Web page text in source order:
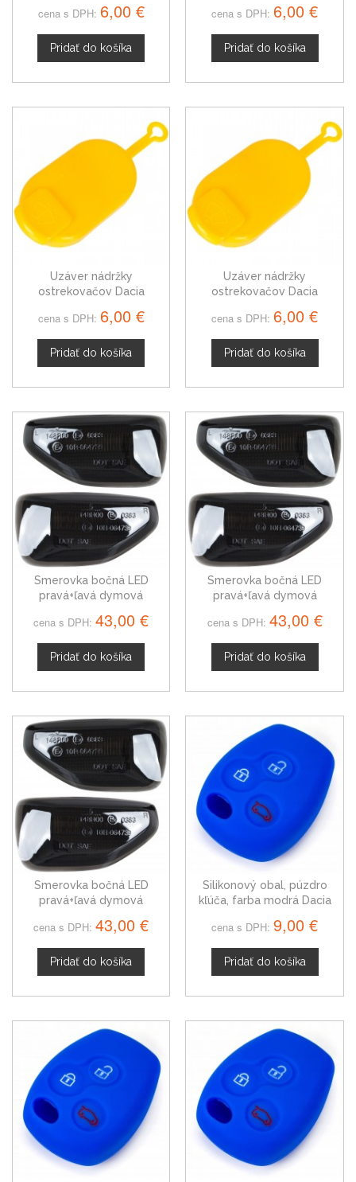
cena s DPH: 6,00 €
Pridať do košíka
cena s DPH: 6,00 €
Pridať do košíka
Uzáver nádržky
ostrekovačov Dacia
cena s DPH: 6,00 €
Pridať do košíka
Uzáver nádržky
ostrekovačov Dacia
cena s DPH: 6,00 €
Pridať do košíka
Smerovka bočná LED
pravá+ľavá dymová
od 2017
cena s DPH: 43,00 €
Pridať do košíka
Smerovka bočná LED
pravá+ľavá dymová
12-20
cena s DPH: 43,00 €
Pridať do košíka
Smerovka bočná LED
pravá+ľavá dymová
11-20
cena s DPH: 43,00 €
Pridať do košíka
Silikonový obal, púzdro
kľúča, farba modrá Dacia
cena s DPH: 9,00 €
Pridať do košíka